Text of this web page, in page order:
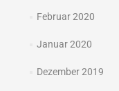
Februar 2020
Januar 2020
Dezember 2019